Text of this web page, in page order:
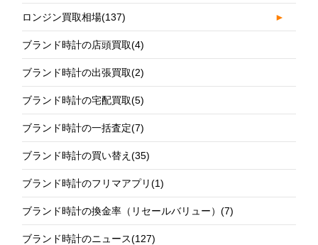
ロンジン買取相場(137) ►
ブランド時計の店頭買取(4)
ブランド時計の出張買取(2)
ブランド時計の宅配買取(5)
ブランド時計の一括査定(7)
ブランド時計の買い替え(35)
ブランド時計のフリマアプリ(1)
ブランド時計の換金率（リセールバリュー）(7)
ブランド時計のニュース(127)